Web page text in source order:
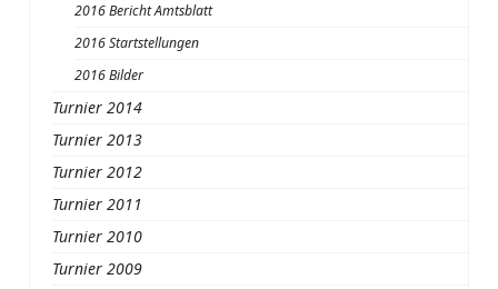
2016 Bericht Amtsblatt
2016 Startstellungen
2016 Bilder
Turnier 2014
Turnier 2013
Turnier 2012
Turnier 2011
Turnier 2010
Turnier 2009